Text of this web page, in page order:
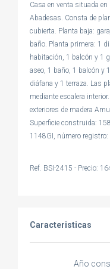
Casa en venta situada en
Abadesas. Consta de
cubierta. Planta baja:
baño. Planta primera: 1
habitación, 1 balcón y 1
aseo, 1 baño, 1 balcón y
diáfana y 1 terraza. Las
mediante escalera
exteriores de madera
Superficie construida:
1148GI, número
Ref. BSI-2415 - Precio:
Caracteristicas
Año